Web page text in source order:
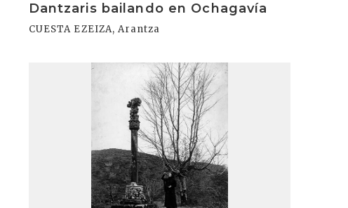
Dantzaris bailando en Ochagavía
CUESTA EZEIZA, Arantza